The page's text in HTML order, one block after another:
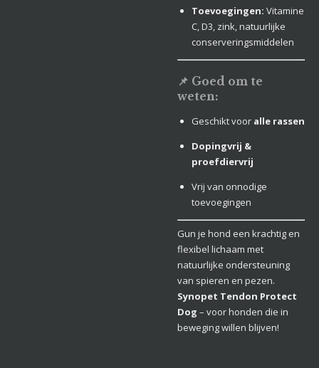
Toevoegingen: Vitamine
C, D3, zink, natuurlijke
conserveringsmiddelen
📌 Goed om te
weten:
Geschikt voor alle rassen
Dopingvrij &
proefdiervrij
Vrij van onnodige
toevoegingen
Gun je hond een krachtig en
flexibel lichaam met
natuurlijke ondersteuning
van spieren en pezen.
Synopet Tendon Protect
Dog – voor honden die in
beweging willen blijven!